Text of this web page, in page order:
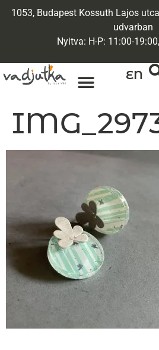
1053, Budapest Kossuth Lajos
udvarban
Nyitva: H-P: 11:00-
EN